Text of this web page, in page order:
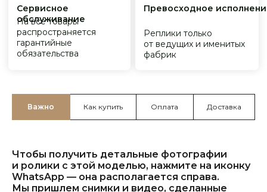
Важно Как купить Оплата Доставка
Чтобы получить детальные фотографии
и ролики с этой моделью, нажмите на иконку
WhatsApp — она располагается справа.
Мы пришлем снимки и видео, сделанные